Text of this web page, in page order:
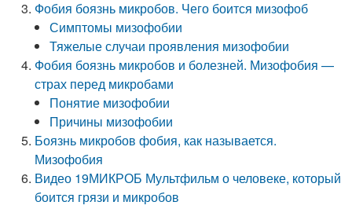
Фобия боязнь микробов. Чего боится мизофоб
Симптомы мизофобии
Тяжелые случаи проявления мизофобии
Фобия боязнь микробов и болезней. Мизофобия —
страх перед микробами
Понятие мизофобии
Причины мизофобии
Боязнь микробов фобия, как называется.
Мизофобия
Видео 19МИКРОБ Мультфильм о человеке, который
боится грязи и микробов